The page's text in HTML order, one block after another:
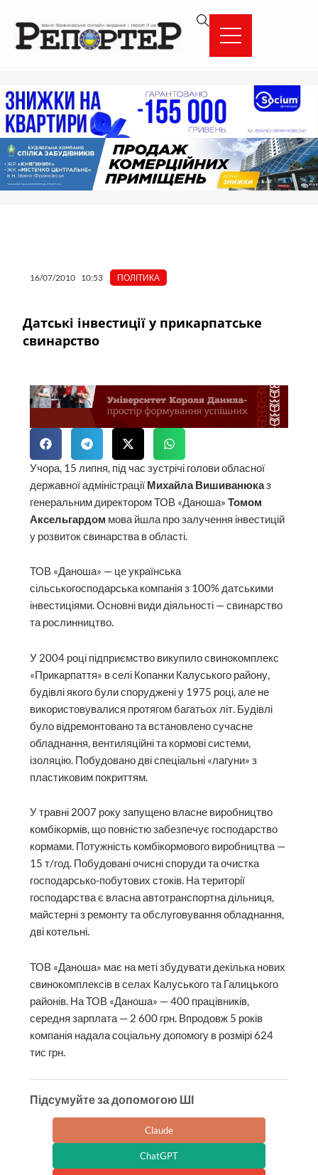
вмісту
16/07/2010 10:53 ПОЛІТИКА
Датські інвестиції у прикарпатське
свинарство
Учора, 15 липня, під час зустрічі голови обласної
державної адміністрації Михайла Вишиванюказ
генеральним директором ТОВ «Даноша»Томом
Аксельгардом мова йшла про залучення інвестицій
у розвиток свинарства в області.
ТОВ «Даноша» — це українська
сільськогосподарська компанія з 100% датськими
інвестиціями. Основні види діяльності — свинарство
та рослинництво.
У 2004 році підприємство викупило свинокомплекс
«Прикарпаття» в селі Копанки Калуського району,
будівлі якого були споруджені у 1975 році, але не
використовувалися протягом багатьох літ. Будівлі
було відремонтовано та встановлено сучасне
обладнання, вентиляційні та кормові системи,
ізоляцію. Побудовано дві спеціальні «лагуни» з
пластиковим покриттям.
У травні 2007 року запущено власне виробництво
комбікормів, що повністю забезпечує господарство
кормами. Потужність комбікормового виробництва —
15 т/год. Побудовані очисні споруди та очистка
господарсько-побутових стоків. На території
господарства є власна автотранспортна дільниця,
майстерні з ремонту та обслуговування обладнання,
дві котельні.
ТОВ «Даноша» має на меті збудувати декілька нових
свинокомплексів в селах Калуського та Галицького
районів. На ТОВ «Даноша» — 400 працівників,
середня зарплата — 2 600 грн. Впродовж 5 років
компанія надала соціальну допомогу в розмірі 624
тис грн.
Підсумуйте за допомогою ШІ
Claude
ChatGPT